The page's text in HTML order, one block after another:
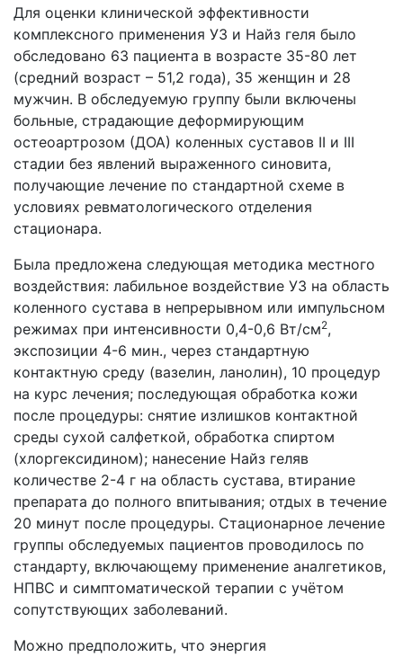
Для оценки клинической эффективности
комплексного применения УЗ и Найз геля было
обследовано 63 пациента в возрасте 35-80 лет
(средний возраст – 51,2 года), 35 женщин и 28
мужчин. В обследуемую группу были включены
больные, страдающие деформирующим
остеоартрозом (ДОА) коленных суставов II и III
стадии без явлений выраженного синовита,
получающие лечение по стандартной схеме в
условиях ревматологического отделения
стационара.
Была предложена следующая методика местного
воздействия: лабильное воздействие УЗ на область
коленного сустава в непрерывном или импульсном
режимах при интенсивности 0,4-0,6 Вт/см2,
экспозиции 4-6 мин., через стандартную
контактную среду (вазелин, ланолин), 10 процедур
на курс лечения; последующая обработка кожи
после процедуры: снятие излишков контактной
среды сухой салфеткой, обработка спиртом
(хлоргексидином); нанесение Найз геляв
количестве 2-4 г на область сустава, втирание
препарата до полного впитывания; отдых в течение
20 минут после процедуры. Стационарное лечение
группы обследуемых пациентов проводилось по
стандарту, включающему применение аналгетиков,
НПВС и симптоматической терапии с учётом
сопутствующих заболеваний.
Можно предположить, что энергия